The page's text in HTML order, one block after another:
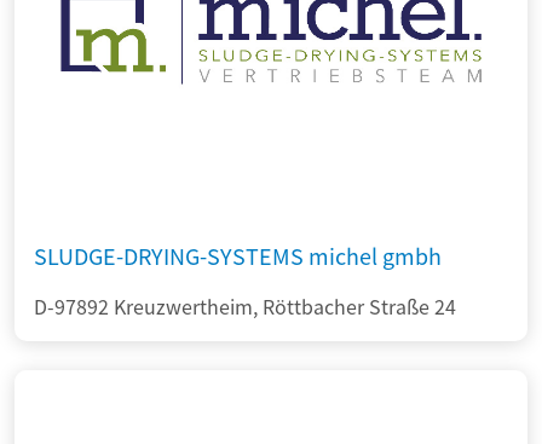
SLUDGE-DRYING-SYSTEMS michel gmbh
D-97892 Kreuzwertheim, Röttbacher Straße 24